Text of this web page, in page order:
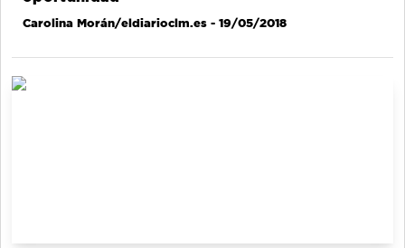
Carolina Morán/eldiarioclm.es - 19/05/2018